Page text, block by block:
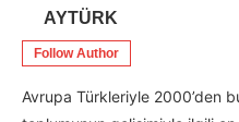
AYTÜRK
Follow Author
Avrupa Türkleriyle 2000’den